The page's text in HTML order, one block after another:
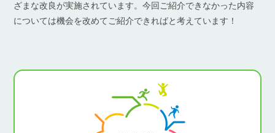
ざまな改良が実施されています。今回ご紹介できなかった内容
については機会を改めてご紹介できればと考えています！